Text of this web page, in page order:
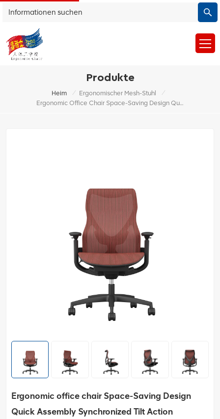
Produkte
Heim / Ergonomischer Mesh-Stuhl
/
Ergonomic Office Chair Space-Saving Design Quick Assembly Synchronized Tilt Action
Ergonomic office chair Space-Saving Design
Quick Assembly Synchronized Tilt Action